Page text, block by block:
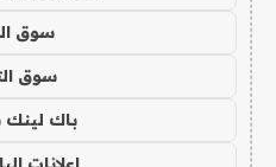
سوق
سوق
باك لينك